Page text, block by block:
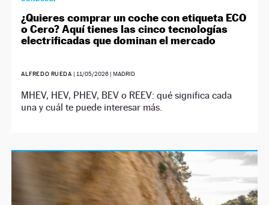
¿Quieres comprar un coche con etiqueta ECO
o Cero? Aquí tienes las cinco tecnologías
electrificadas que dominan el mercado
ALFREDO RUEDA | 11/05/2026| MADRID
MHEV, HEV, PHEV, BEV o REEV: qué significa cada
una y cuál te puede interesar más.